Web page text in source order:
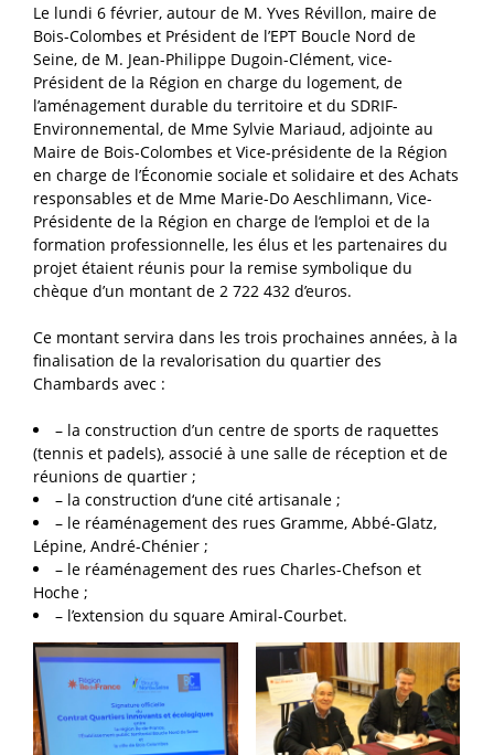
Le lundi 6 février, autour de M. Yves Révillon, maire de
Bois-Colombes et Président de l’EPT Boucle Nord de
Seine, de M. Jean-Philippe Dugoin-Clément, vice-
Président de la Région en charge du logement, de
l’aménagement durable du territoire et du SDRIF-
Environnemental, de Mme Sylvie Mariaud, adjointe au
Maire de Bois-Colombes et Vice-présidente de la Région
en charge de l’Économie sociale et solidaire et des Achats
responsables et de Mme Marie-Do Aeschlimann, Vice-
Présidente de la Région en charge de l’emploi et de la
formation professionnelle, les élus et les partenaires du
projet étaient réunis pour la remise symbolique du
chèque d’un montant de 2 722 432 d’euros.
Ce montant servira dans les trois prochaines années, à la
finalisation de la revalorisation du quartier des
Chambards avec :
– la construction d’un centre de sports de raquettes
(tennis et padels), associé à une salle de réception et de
réunions de quartier ;
– la construction d‘une cité artisanale ;
– le réaménagement des rues Gramme, Abbé-Glatz,
Lépine, André-Chénier ;
– le réaménagement des rues Charles-Chefson et
Hoche ;
– l’extension du square Amiral-Courbet.